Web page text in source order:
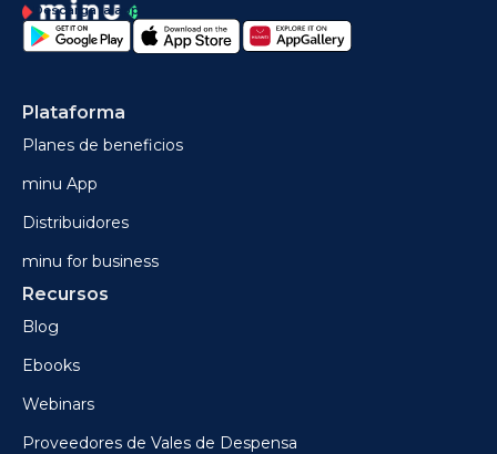
Descarga la app
Plataforma
Planes de beneficios
minu App
Distribuidores
minu for business
Recursos
Blog
Ebooks
Webinars
Proveedores de Vales de Despensa